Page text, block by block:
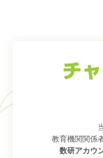
教育機関関係
数研アカウ